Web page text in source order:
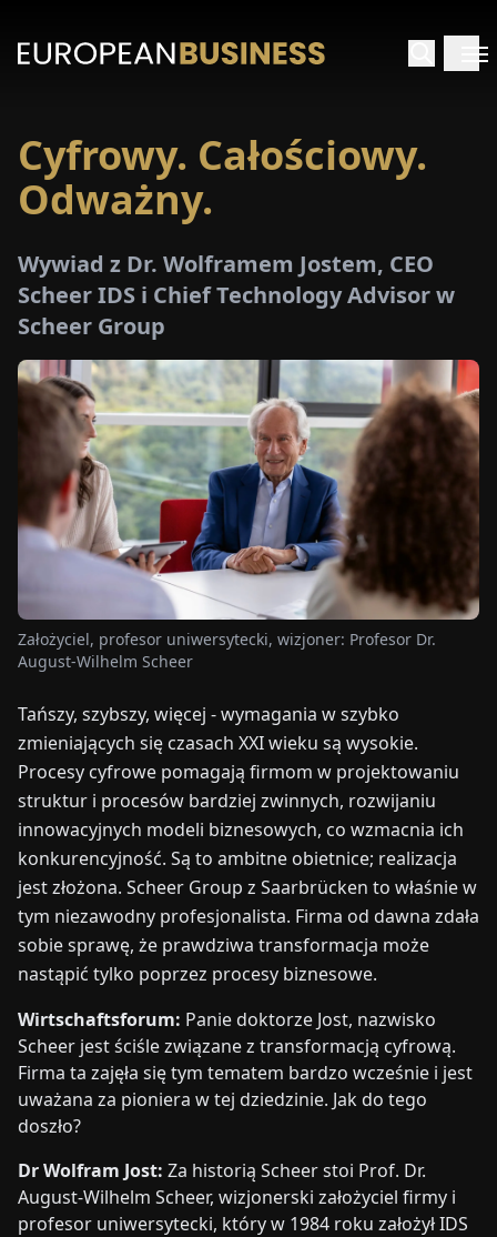
TARGI
O
NAS
ENDEFRES ITNLPL HU
SKONTAKTUJ
SIĘ
Z
NAMI
Cyfrowy. Całościowy.
Odważny.
Wywiad z Dr. Wolframem Jostem, CEO
Scheer IDS i Chief Technology Advisor w
Scheer Group
Założyciel, profesor uniwersytecki, wizjoner: Profesor Dr.
August-Wilhelm Scheer
Tańszy, szybszy, więcej - wymagania w szybko
zmieniających się czasach XXI wieku są wysokie.
Procesy cyfrowe pomagają firmom w projektowaniu
struktur i procesów bardziej zwinnych, rozwijaniu
innowacyjnych modeli biznesowych, co wzmacnia ich
konkurencyjność. Są to ambitne obietnice; realizacja
jest złożona. Scheer Group z Saarbrücken to właśnie w
tym niezawodny profesjonalista. Firma od dawna zdała
sobie sprawę, że prawdziwa transformacja może
nastąpić tylko poprzez procesy biznesowe.
Wirtschaftsforum: Panie doktorze Jost, nazwisko
Scheer jest ściśle związane z transformacją cyfrową.
Firma ta zajęła się tym tematem bardzo wcześnie i jest
uważana za pioniera w tej dziedzinie. Jak do tego
doszło?
Dr Wolfram Jost: Za historią Scheer stoi Prof. Dr.
August-Wilhelm Scheer, wizjonerski założyciel firmy i
profesor uniwersytecki, który w 1984 roku założył IDS